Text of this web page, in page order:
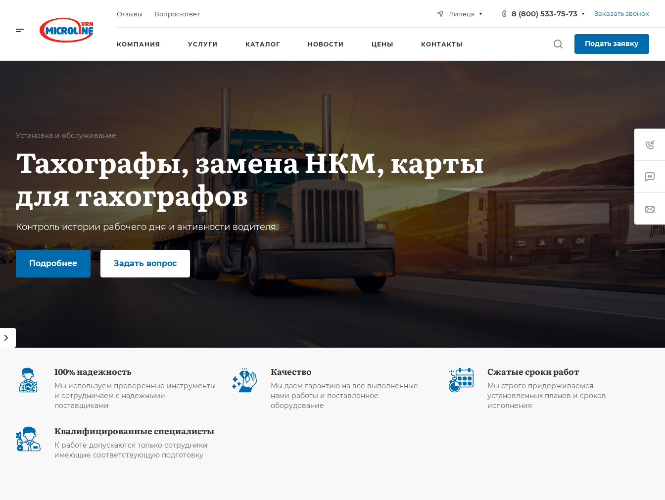
Отзывы Вопрос-ответ Липецк 8 (800) 533-75-73 Заказать звонок
КОМПАНИЯ УСЛУГИ КАТАЛОГ НОВОСТИ ЦЕНЫ КОНТАКТЫ Подать заявку
Установка и обслуживание
Тахографы, замена НКМ, карты
для тахографов
Контроль истории рабочего дня и активности водителя.
Подробнее Задать вопрос
100% надежность
Мы используем проверенные инструменты
и сотрудничаем с надежными
поставщиками
Качество
Мы даем гарантию на все выполненные
нами работы и поставленное
оборудование
Сжатые сроки работ
Мы строго придерживаемся
установленных планов и сроков
исполнения
Квалифицированные специалисты
К работе допускаются только сотрудники
имеющие соответствующую подготовку